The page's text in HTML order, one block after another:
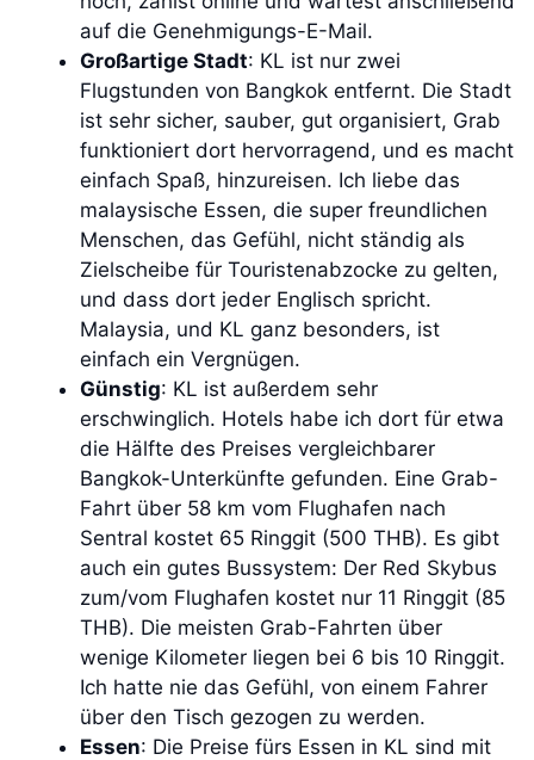
auf die Genehmigungs-E-Mail.
Großartige Stadt: KL ist nur zwei
Flugstunden von Bangkok entfernt. Die Stadt
ist sehr sicher, sauber, gut organisiert, Grab
funktioniert dort hervorragend, und es macht
einfach Spaß, hinzureisen. Ich liebe das
malaysische Essen, die super freundlichen
Menschen, das Gefühl, nicht ständig als
Zielscheibe für Touristenabzocke zu gelten,
und dass dort jeder Englisch spricht.
Malaysia, und KL ganz besonders, ist
einfach ein Vergnügen.
Günstig: KL ist außerdem sehr
erschwinglich. Hotels habe ich dort für etwa
die Hälfte des Preises vergleichbarer
Bangkok-Unterkünfte gefunden. Eine Grab-
Fahrt über 58 km vom Flughafen nach
Sentral kostet 65 Ringgit (500 THB). Es gibt
auch ein gutes Bussystem: Der Red Skybus
zum/vom Flughafen kostet nur 11 Ringgit (85
THB). Die meisten Grab-Fahrten über
wenige Kilometer liegen bei 6 bis 10 Ringgit.
Ich hatte nie das Gefühl, von einem Fahrer
über den Tisch gezogen zu werden.
Essen: Die Preise fürs Essen in KL sind mit